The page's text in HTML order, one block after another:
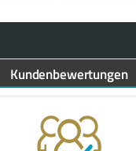
Kundenbewertungen